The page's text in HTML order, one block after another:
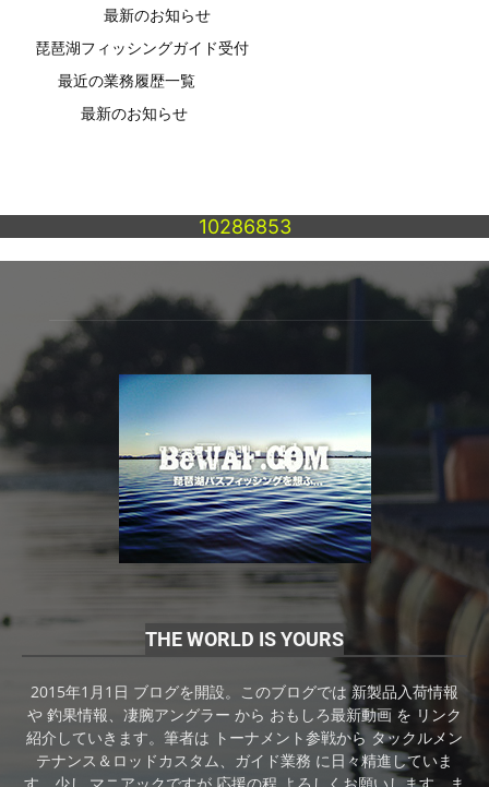
最新のお知らせ
琵琶湖フィッシングガイド受付
最近の業務履歴一覧
最新のお知らせ
10286853
THE WORLD IS YOURS
2015年1月1日 ブログを開設。このブログでは 新製品入荷情報
や 釣果情報、凄腕アングラー から おもしろ最新動画 を リンク
紹介していきます。筆者は トーナメント参戦から タックルメン
テナンス＆ロッドカスタム、ガイド業務 に日々精進していま